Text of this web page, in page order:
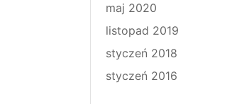
maj 2020
listopad 2019
styczeń 2018
styczeń 2016